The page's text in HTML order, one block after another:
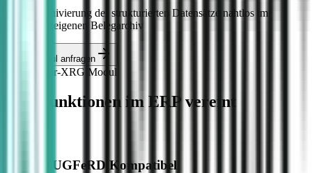
Archivierung der strukturierten Datensätze nahtlos im
hauseigenen Belegarchiv
XRG-Modul anfragen
Das Kontor-XRG Modul
Alle Funktionen im ERP vereint
100% ZUGFeRD Kompatibel